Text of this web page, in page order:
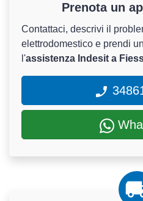
Prenota un
Contattaci, descrivi il
elettrodomestico e prendi
l'assistenza Indesit a